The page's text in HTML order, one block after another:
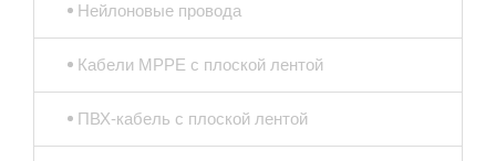
Нейлоновые провода
Кабели MPPE с плоской лентой
ПВХ-кабель с плоской лентой